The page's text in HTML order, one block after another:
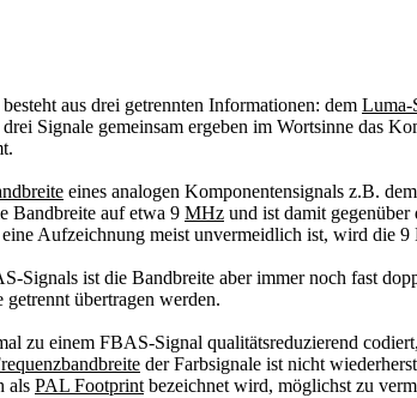
besteht aus drei getrennten Informationen: dem Luma-
drei Signale gemeinsam ergeben im Wortsinne das
eines analogen Komponentensignals z.B.
Bandbreite auf etwa 9 MHz und ist damit
Aufzeichnung meist unvermeidlich ist, wird die
Signals ist die Bandbreite aber immer noch fast
übertragen werden.
zu einem FBAS-Signal qualitätsreduzierend
der Farbsignale ist nicht
als PAL Footprint bezeichnet wird, möglichst zu